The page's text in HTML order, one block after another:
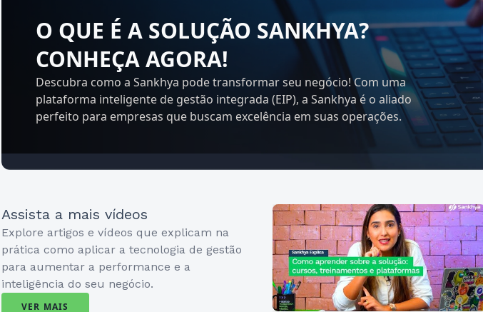
O QUE É A SOLUÇÃO SANKHYA?
CONHEÇA AGORA!
Descubra como a Sankhya pode transformar seu negócio! Com uma
plataforma inteligente de gestão integrada (EIP), a Sankhya é o aliado
perfeito para empresas que buscam excelência em suas operações.
Assista a mais vídeos
Explore artigos e vídeos que explicam na
prática como aplicar a tecnologia de gestão
para aumentar a performance e a
inteligência do seu negócio.
VER MAIS